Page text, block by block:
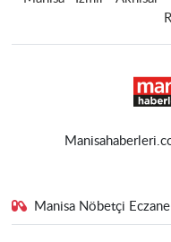
Manisa Nöbetçi